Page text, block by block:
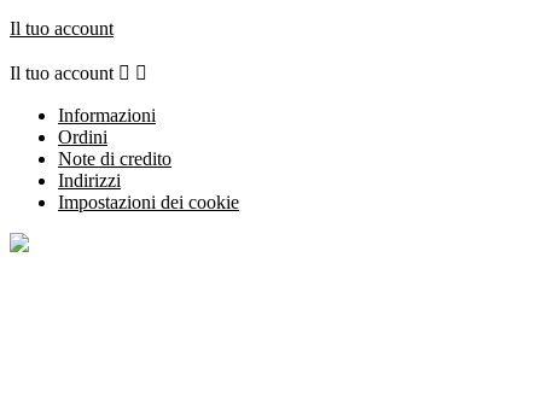
Il tuo account
Il tuo account  
Informazioni
Ordini
Note di credito
Indirizzi
Impostazioni dei cookie